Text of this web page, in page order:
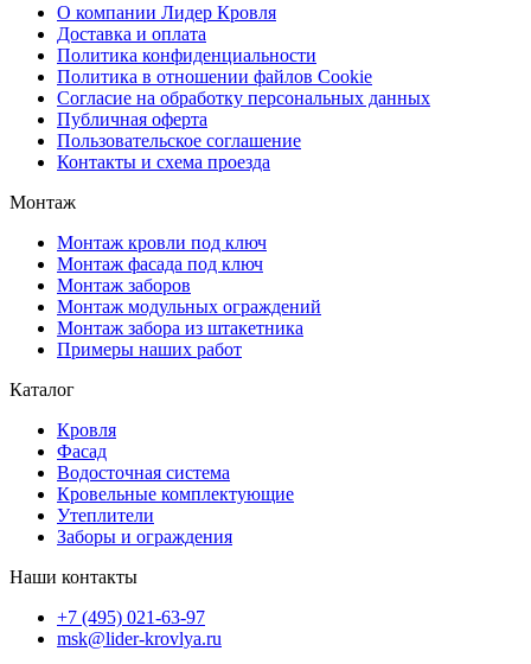
О компании Лидер Кровля
Доставка и оплата
Политика конфиденциальности
Политика в отношении файлов Cookie
Согласие на обработку персональных данных
Публичная оферта
Пользовательское соглашение
Контакты и схема проезда
Монтаж
Монтаж кровли под ключ
Монтаж фасада под ключ
Монтаж заборов
Монтаж модульных ограждений
Монтаж забора из штакетника
Примеры наших работ
Каталог
Кровля
Фасад
Водосточная система
Кровельные комплектующие
Утеплители
Заборы и ограждения
Наши контакты
+7 (495) 021-63-97
msk@lider-krovlya.ru